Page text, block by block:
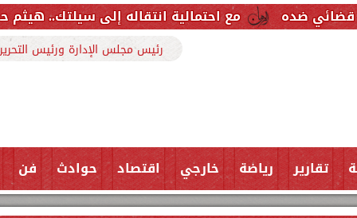
مع احتمالية انتقاله إلى سيلتك.. هيثم حسن خارج قائمة
رئيس مجلس الإدارة ورئيس التحرير
تقارير رياضة خارجي اقتصاد حوادث فن